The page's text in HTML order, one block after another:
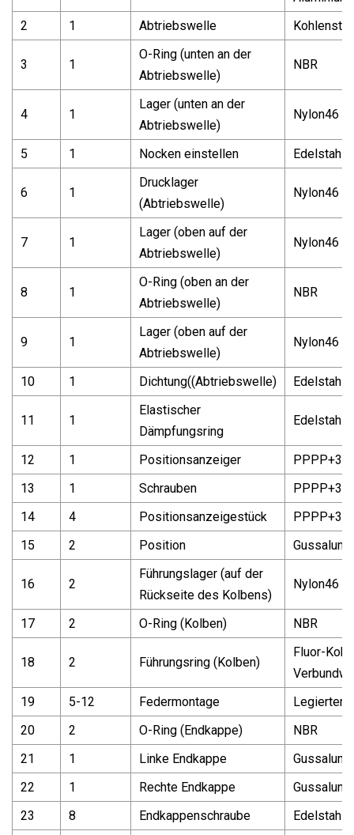
2
1 Abtriebswelle
3 1
O-Ring (unten an der
Abtriebswelle)
NBR
4 1
Lager (unten an der
Abtriebswelle)
Nylon46
5 1 Nocken einstellen Edelstahl
6 1
Drucklager
(Abtriebswelle)
Nylon46
7 1
Lager (oben auf der
Abtriebswelle)
Nylon46
8 1
O-Ring (oben an der
Abtriebswelle)
NBR
9 1
Lager (oben auf der
Abtriebswelle)
Nylon46
10 1 Dichtung((Abtriebswelle) Edelstahl
11 1
Elastischer
Dämpfungsring
Edelstahl
12 1 Positionsanzeiger
PPPP+30
13
1 Schrauben
PPPP+30
14
4 Positionsanzeigestück
PPPP+30
15
2 Position
16 2
Führungslager (auf der
Rückseite des Kolbens)
Nylon46
17 2 O-Ring (Kolben) NBR
18 2 Führungsring (Kolben)
Fluor-
19
5-12 Federmontage
Legierter
20
2 O-Ring (Endkappe)
NBR
21
1 Linke Endkappe
22
1 Rechte Endkappe
23
8 Endkappenschraube Edelstahl